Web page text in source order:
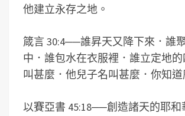
他建立永存之地。
箴言 30:4──誰昇天又降下來．誰
中．誰包水在衣服裡．誰立定地
叫甚麼．他兒子名叫甚麼．你知道
以賽亞書 45:18──創造諸天的耶